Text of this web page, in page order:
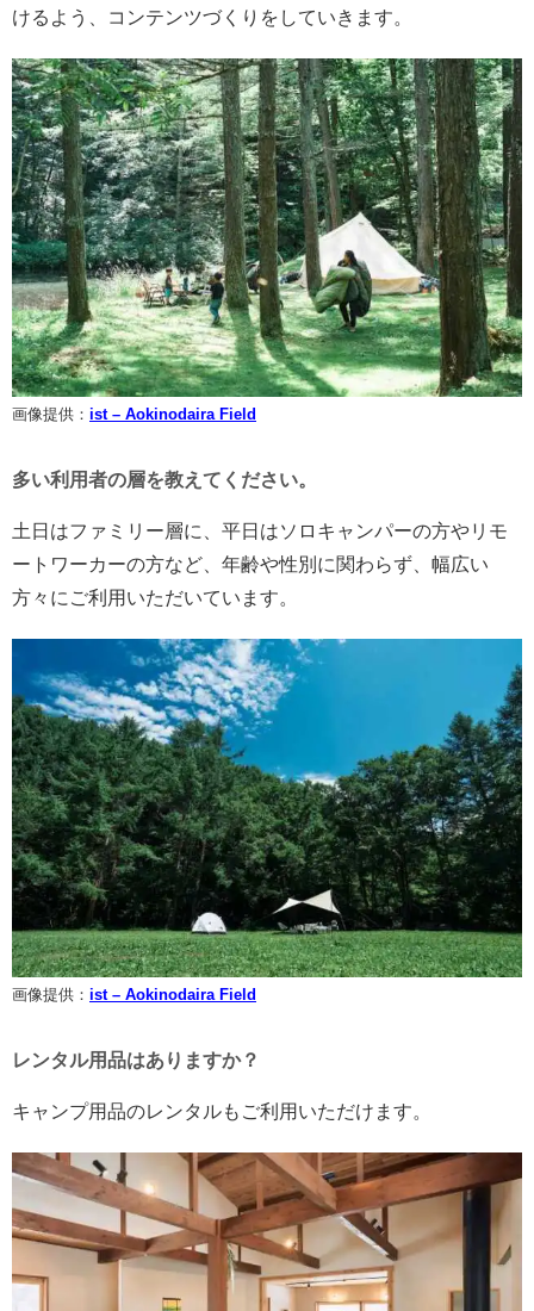
けるよう、コンテンツづくりをしていきます。
画像提供： ist – Aokinodaira Field
多い利用者の層を教えてください。
土日はファミリー層に、平日はソロキャンパーの方やリモ
ートワーカーの方など、年齢や性別に関わらず、幅広い
方々にご利用いただいています。
画像提供： ist – Aokinodaira Field
レンタル用品はありますか？
キャンプ用品のレンタルもご利用いただけます。